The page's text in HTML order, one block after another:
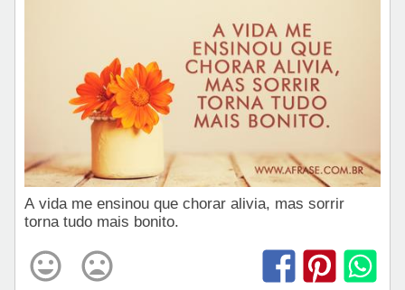
A vida me ensinou que chorar alivia, mas sorrir
torna tudo mais bonito.